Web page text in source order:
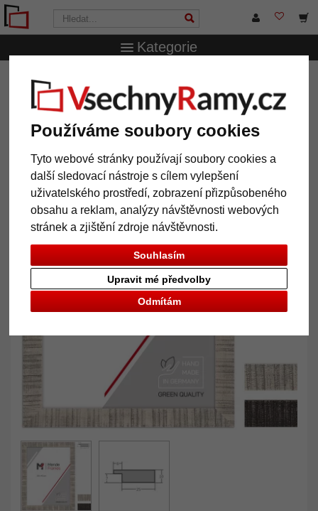
Používáme soubory cookies
Tyto webové stránky používají soubory cookies a
další sledovací nástroje s cílem vylepšení
uživatelského prostředí, zobrazení přizpůsobeného
obsahu a reklam, analýzy návštěvnosti webových
stránek a zjištění zdroje návštěvnosti.
Souhlasím
Odmítám
Upravit mé předvolby
Kategorie
VsechnRamy.cz
rám Karuru na míru
Dřevěný rám Karuru na míru